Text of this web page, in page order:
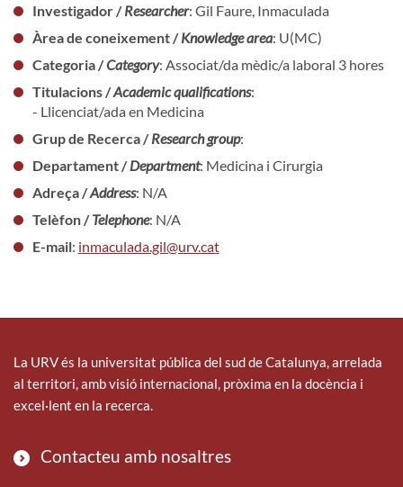
Investigador /Researcher: Gil Faure, Inmaculada
Àrea de coneixement /Knowledge area: U(MC)
Categoria /Category: Associat/da mèdic/a laboral 3 hores
Titulacions /Academic qualifications:
- Llicenciat/ada en Medicina
Grup de Recerca /Research group:
Departament /Department: Medicina i Cirurgia
Adreça /Address: N/A
Telèfon /Telephone: N/A
E-mail: inmaculada.gil@urv.cat
La URV és la universitat pública del sud de Catalunya, arrelada
al territori, amb visió internacional, pròxima en la docència i
excel·lent en la recerca.
Contacteu amb nosaltres